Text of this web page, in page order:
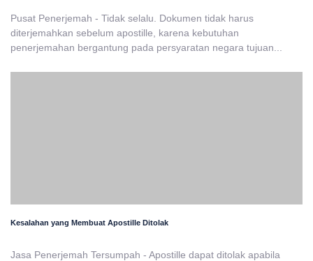
Pusat Penerjemah - Tidak selalu. Dokumen tidak harus
diterjemahkan sebelum apostille, karena kebutuhan
penerjemahan bergantung pada persyaratan negara tujuan...
Kesalahan yang Membuat Apostille Ditolak
Jasa Penerjemah Tersumpah - Apostille dapat ditolak apabila